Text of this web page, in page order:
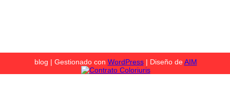
blog | Gestionado con WordPress| Diseño deAIM